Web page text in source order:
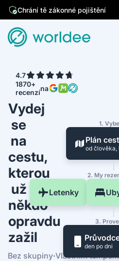
Chrání tě zákonné pojištění
4.7
1870+
recenzína
Vydej
se
na
cestu,
kterou
už
někdo
opravdu
zažil
Bez skupiny·Vlastním tempem
1.
Plán
od člověka,
2. My
Letenky
3.
den po dni